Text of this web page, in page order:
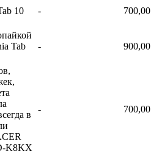
10
- 700,00
Tab
- 900,00
в
K8KX
- 700,00